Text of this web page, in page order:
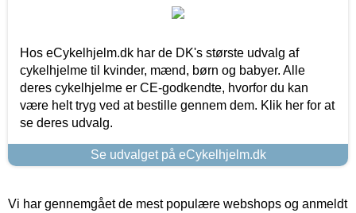
Hos eCykelhjelm.dk har de DK's største udvalg af
cykelhjelme til kvinder, mænd, børn og babyer. Alle
deres cykelhjelme er CE-godkendte, hvorfor du kan
være helt tryg ved at bestille gennem dem. Klik her for at
se deres udvalg.
Se udvalget på eCykelhjelm.dk
Vi har gennemgået de mest populære webshops og anmeldt